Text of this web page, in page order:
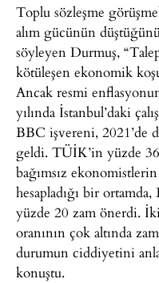
Toplu sözleşme
alım gücünün
söyleyen Durmuş,
kötüleşen ekonomik
Ancak resmi
yılında İstanbul’daki
BBC işvereni, 2021’de
geldi. TÜİK’in yüzde 36
bağımsız
hesapladığı bir
yüzde 20 zam önerdi.
oranının çok altında
durumun ciddiyetini
konuştu.